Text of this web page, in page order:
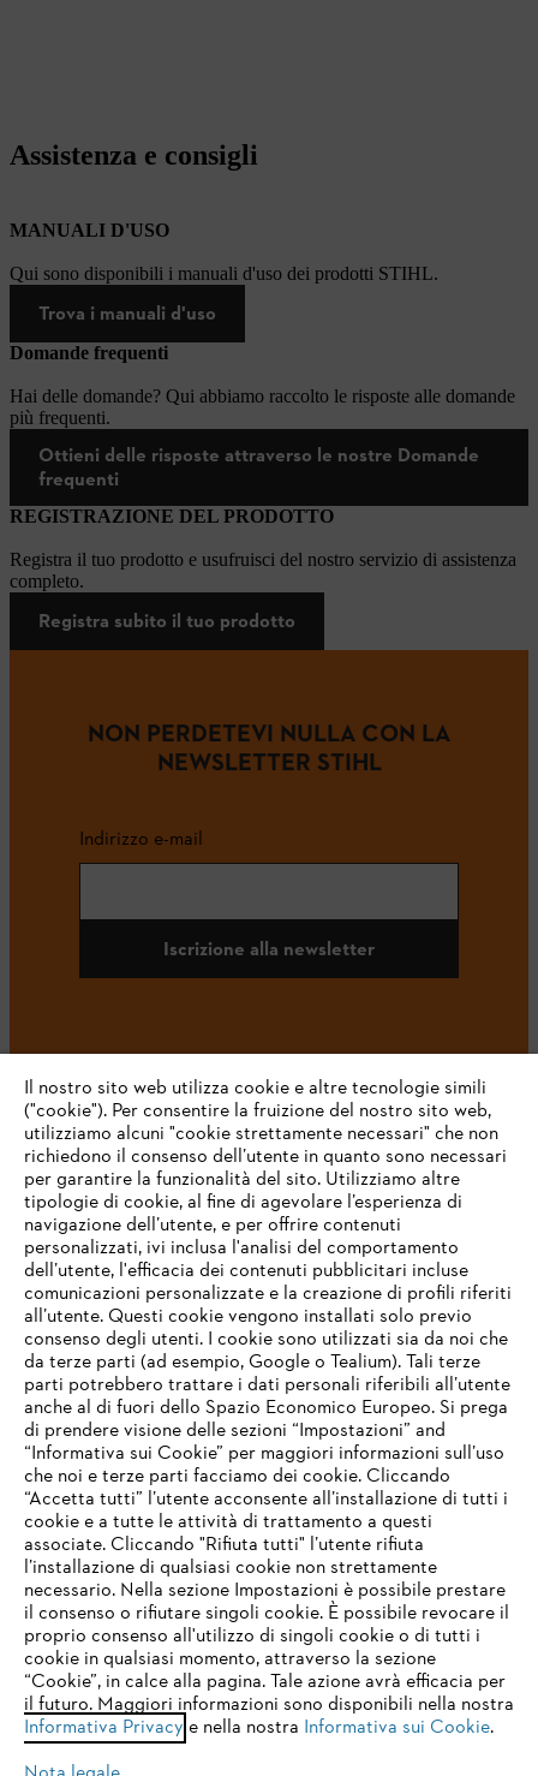
Assistenza e consigli
MANUALI D'USO
Qui sono disponibili i manuali d'uso dei prodotti STIHL.
Trova i manuali d'uso
Domande frequenti
Hai delle domande? Qui abbiamo raccolto le risposte alle domande
più frequenti.
Ottieni delle risposte attraverso le nostre Domande
frequenti
REGISTRAZIONE DEL PRODOTTO
Registra il tuo prodotto e usufruisci del nostro servizio di assistenza
completo.
Registra subito il tuo prodotto
NON PERDETEVI NULLA CON LA
NEWSLETTER STIHL
Indirizzo e-mail
Iscrizione alla newsletter
#STIHL
L’azienda
STIHL FAQ
Service
Termini e condizioni generali Privacy policy
Note legali Cookies Informazioni legali
Andreas STIHL S.p.A. - Viale delle Industrie, 15
20040 Cambiago (MI)
IHR BROWSER WIRD NICHT
UNTERSTÜTZT
Sie nutzen einen Browser, den wir noch nicht unterstützen. Für
eine optimale Nutzung unserer Seite empfehlen wir Ihnen, zu
einem der folgenden Browser zu wechseln:
firefox chrome
Il nostro sito web utilizza cookie e altre tecnologie simili
("cookie"). Per consentire la fruizione del nostro sito web,
utilizziamo alcuni "cookie strettamente necessari" che non
richiedono il consenso dell’utente in quanto sono necessari
per garantire la funzionalità del sito. Utilizziamo altre
tipologie di cookie, al fine di agevolare l’esperienza di
navigazione dell’utente, e per offrire contenuti
personalizzati, ivi inclusa l'analisi del comportamento
dell’utente, l'efficacia dei contenuti pubblicitari incluse
comunicazioni personalizzate e la creazione di profili riferiti
all’utente. Questi cookie vengono installati solo previo
consenso degli utenti. I cookie sono utilizzati sia da noi che
da terze parti (ad esempio, Google o Tealium). Tali terze
parti potrebbero trattare i dati personali riferibili all’utente
anche al di fuori dello Spazio Economico Europeo. Si prega
di prendere visione delle sezioni “Impostazioni” and
“Informativa sui Cookie” per maggiori informazioni sull’uso
che noi e terze parti facciamo dei cookie. Cliccando
“Accetta tutti” l’utente acconsente all’installazione di tutti i
cookie e a tutte le attività di trattamento a questi
associate. Cliccando "Rifiuta tutti" l’utente rifiuta
l’installazione di qualsiasi cookie non strettamente
necessario. Nella sezione Impostazioni è possibile prestare
il consenso o rifiutare singoli cookie. È possibile revocare il
proprio consenso all'utilizzo di singoli cookie o di tutti i
cookie in qualsiasi momento, attraverso la sezione
“Cookie”, in calce alla pagina. Tale azione avrà efficacia per
il futuro. Maggiori informazioni sono disponibili nella nostra
Informativa Privacy e nella nostra Informativa sui Cookie.